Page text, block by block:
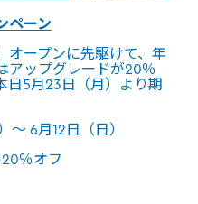
ペーン
オープンに先駆けて、年
アップグレードが20％
日5月23日（月）より期
～ 6月12日（日）
％オフ